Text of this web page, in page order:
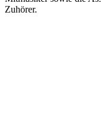
Zuhörer.